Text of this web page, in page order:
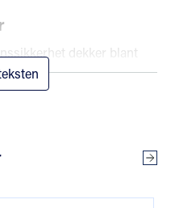
dekker blant
beredskap,
omgivelser.
det uforutsette.
og myndigheter er
Se